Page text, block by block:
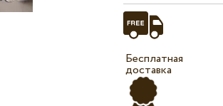
Бесплатная
доставка